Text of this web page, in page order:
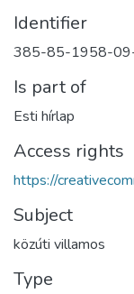
Identifier
385-85-1958-
Is part of
Esti hírlap
Access rights
https://
Subject
közúti villamos
Type